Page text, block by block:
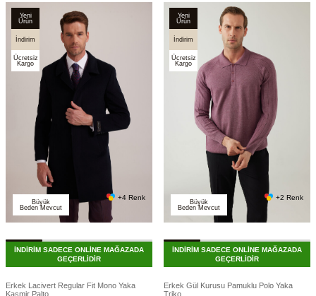
Yeni
Ürün
İndirim
Ücretsiz
Kargo
Büyük
Beden Mevcut
+4 Renk
İNDİRİM SADECE ONLİNE MAĞAZADA
GEÇERLİDİR
Erkek Lacivert Regular Fit Mono Yaka
Kaşmir Palto
Yeni
Ürün
İndirim
Ücretsiz
Kargo
Büyük
Beden Mevcut
+2 Renk
İNDİRİM SADECE ONLİNE MAĞAZADA
GEÇERLİDİR
Erkek Gül Kurusu Pamuklu Polo Yaka
Triko